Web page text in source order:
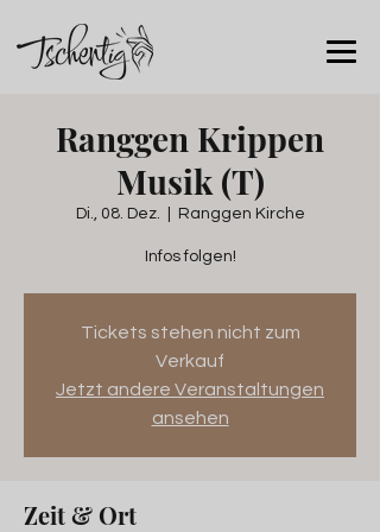
Ranggen Krippen
Musik (T)
Di., 08. Dez. Ranggen Kirche
Infos folgen!
Tickets stehen nicht zum
Verkauf
Jetzt andere Veranstaltungen
ansehen
Zeit & Ort